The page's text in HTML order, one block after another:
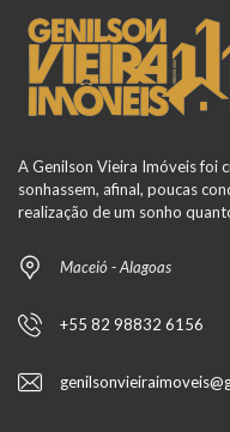
A Genilson Vieira Imóveis foi
sonhassem, afinal, poucas
realização de um sonho
Maceió - Alagoas
+55 82 98832 6156